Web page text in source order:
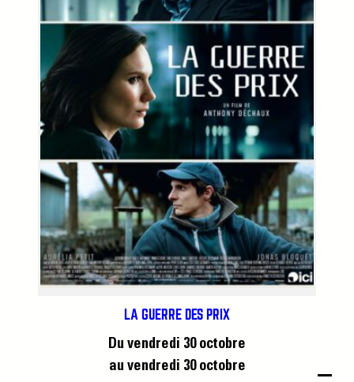
LA GUERRE DES PRIX
Du vendredi 30 octobre
au vendredi 30 octobre